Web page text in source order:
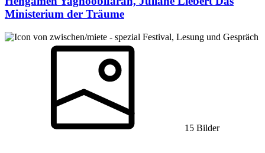
Ministerium der Träume
Festival, Lesung und Gespräch
15 Bilder